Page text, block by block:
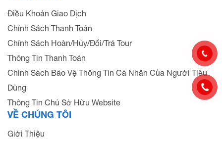
Điều Khoản Giao Dịch
Chính Sách Thanh Toán
Chính Sách Hoàn/Hủy/Đổi/Trả Tour
Thông Tin Thanh Toán
Chính Sách Bảo Vệ Thông Tin Cá Nhân Của Người Tiêu
Dùng
Thông Tin Chủ Sở Hữu Website
VỀ CHÚNG TÔI
Giới Thiệu